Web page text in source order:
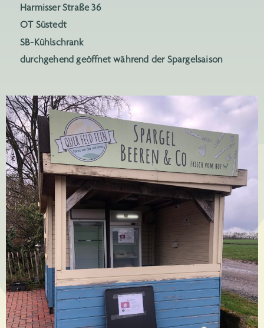
Harmisser Straße 36
OT Süstedt
SB-Kühlschrank
durchgehend geöffnet während der Spargelsaison